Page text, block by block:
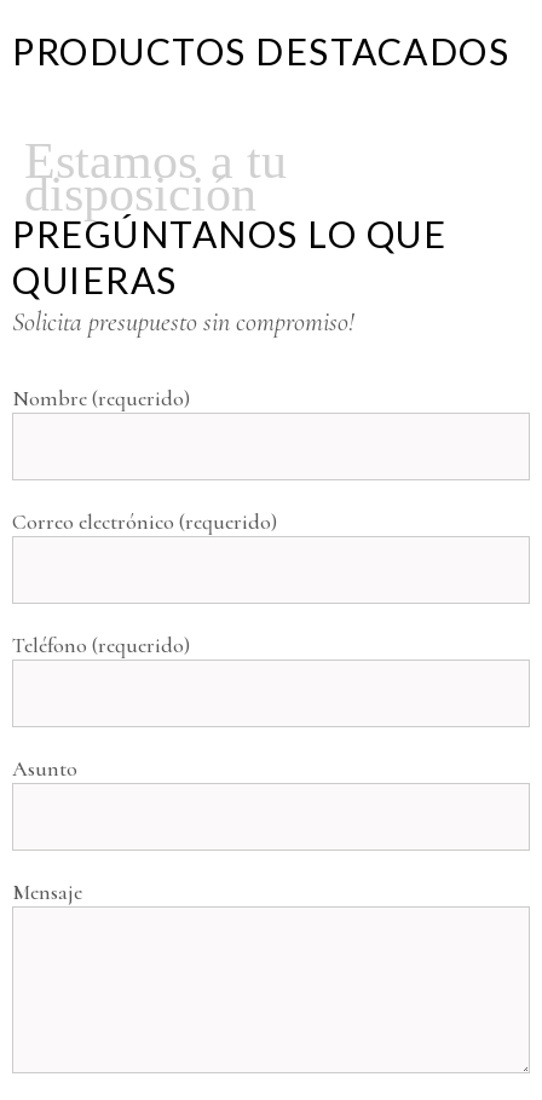
PRODUCTOS DESTACADOS
Estamos a tu
disposición
PREGÚNTANOS LO QUE
QUIERAS
Solicita presupuesto sin compromiso!
Nombre (requerido)
Correo electrónico (requerido)
Teléfono (requerido)
Asunto
Mensaje